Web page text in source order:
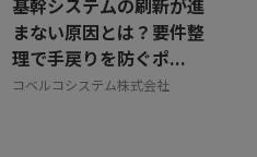
基幹システムの刷新が進
まない原因とは？要件整
理で手戻りを防ぐポ...
コベルコシステム株式会社